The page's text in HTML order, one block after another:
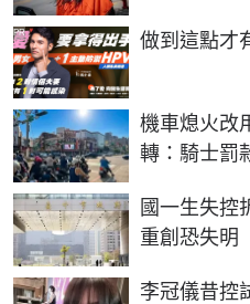
做到這點才
PR
機車熄火改
轉：騎士
國一生失控
重創恐失
李冠儀昔控